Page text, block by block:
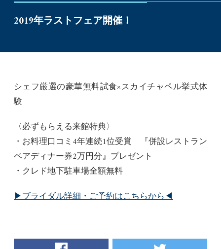
2019年ラストフェア開催！
シェフ厳選の豪華無料試食×スカイチャペル挙式体
験
〈必ずもらえる来館特典〉
・お料理口コミ4年連続1位受賞 『併設レストラン
ペアディナー券2万円分』プレゼント
・クレド地下駐車場全額無料
▶ブライダル詳細・ご予約はこちらから◀
facebook twitter